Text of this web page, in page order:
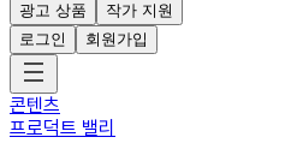
광고 상품
작가 지원
로그인
회원가입
콘텐츠
프로덕트 밸리